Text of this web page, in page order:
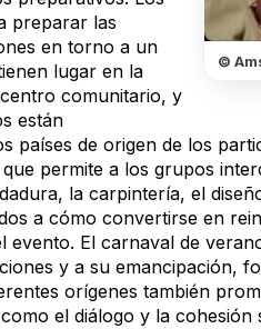
©
preparar las
en torno a un
lugar en la
comunitario, y
están
países de origen de los
permite a los grupos
la carpintería, el
a cómo convertirse en
El carnaval de
y a su emancipación,
orígenes también
el diálogo y la cohesión